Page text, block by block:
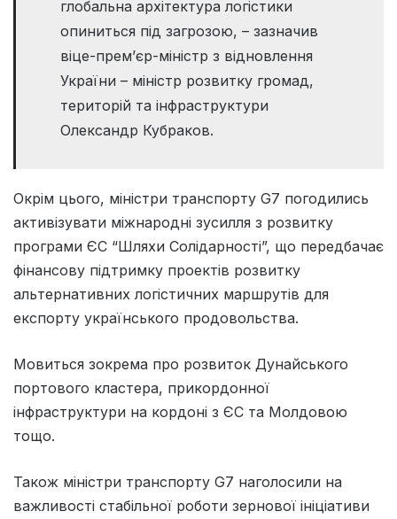
глобальна архітектура логістики
опиниться під загрозою, – зазначив
віце-прем’єр-міністр з відновлення
України – міністр розвитку громад,
територій та інфраструктури
Олександр Кубраков.
Окрім цього, міністри транспорту G7 погодились
активізувати міжнародні зусилля з розвитку
програми ЄС “Шляхи Солідарності”, що передбачає
фінансову підтримку проектів розвитку
альтернативних логістичних маршрутів для
експорту українського продовольства.
Мовиться зокрема про розвиток Дунайського
портового кластера, прикордонної
інфраструктури на кордоні з ЄС та Молдовою
тощо.
Також міністри транспорту G7 наголосили на
важливості стабільної роботи зернової ініціативи